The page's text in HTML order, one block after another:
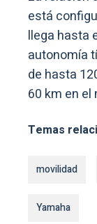
está
llega hasta
autonomía
de hasta
60 km en el
Temas
movilidad
Yamaha